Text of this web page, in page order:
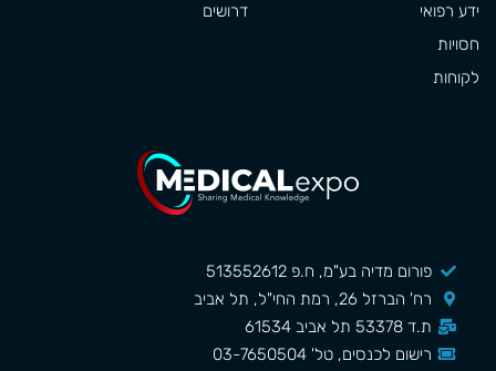
פורום מדיה בע"מ, ח.פ 513552612
רח' הברזל 26, רמת החי"ל, תל אביב
ת.ד 53378 תל אביב 61534
רישום לכנסים, טל' 03-7650504
ידע רפואי
חסויות
לקוחות
דרושים